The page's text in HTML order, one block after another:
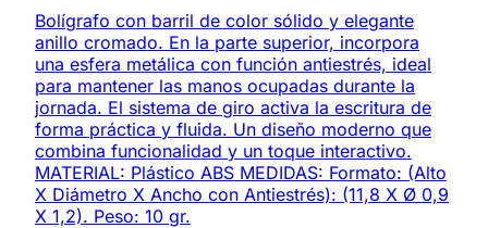
Bolígrafo con barril de color sólido y elegante
anillo cromado. En la parte superior, incorpora
una esfera metálica con función antiestrés, ideal
para mantener las manos ocupadas durante la
jornada. El sistema de giro activa la escritura de
forma práctica y fluida. Un diseño moderno que
combina funcionalidad y un toque interactivo.
MATERIAL: Plástico ABS MEDIDAS: Formato: (Alto
X Diámetro X Ancho con Antiestrés): (11,8 X Ø 0,9
X 1,2). Peso: 10 gr.